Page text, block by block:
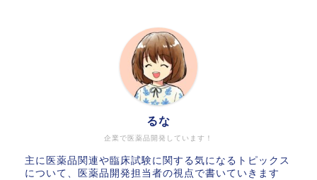
企業で医薬品開発しています！
るな
主に医薬品関連や臨床試験に関する気になるトピックス
について、医薬品開発担当者の視点で書いていきます